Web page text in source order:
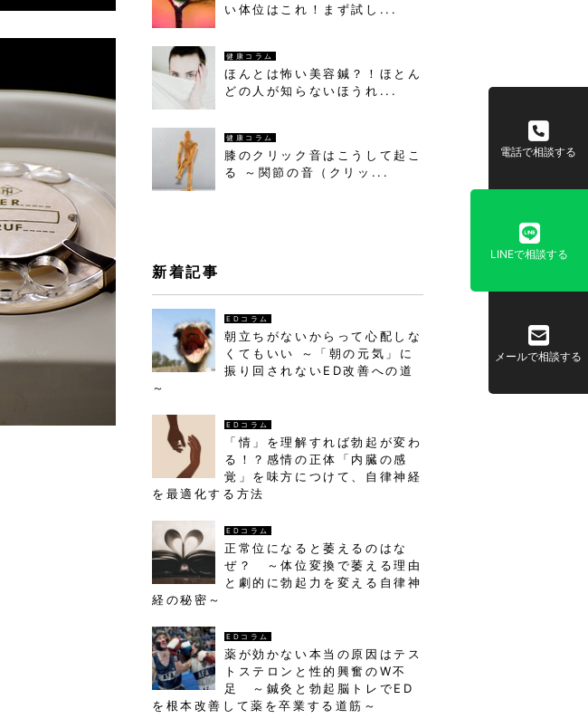
い体位はこれ！まず試し...
健康コラム
ほんとは怖い美容鍼？！ほとん
どの人が知らないほうれ...
健康コラム
膝のクリック音はこうして起こ
る ～関節の音（クリッ...
新着記事
EDコラム
朝立ちがないからって心配しな
くてもいい ～「朝の元気」に
振り回されないED改善への道
～
EDコラム
「情」を理解すれば勃起が変わ
る！？感情の正体「内臓の感
覚」を味方につけて、自律神経
を最適化する方法
EDコラム
正常位になると萎えるのはな
ぜ？ ～体位変換で萎える理由
と劇的に勃起力を変える自律神
経の秘密～
EDコラム
薬が効かない本当の原因はテス
トステロンと性的興奮のW不
足 ～鍼灸と勃起脳トレでED
を根本改善して薬を卒業する道筋～
電話で相談する
LINEで相談する
メールで相談する